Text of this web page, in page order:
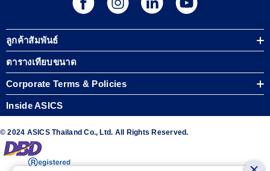
ลูกค้าสัมพันธ์
ตารางเทียบขนาด
Corporate Terms & Policies
Inside ASICS
© 2024 ASICS Thailand Co., Ltd. All Rights Reserved.